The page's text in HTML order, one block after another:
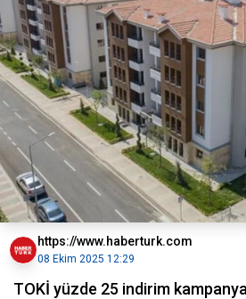
https://www.haberturk.com
08 Ekim 2025 12:29
TOKİ yüzde 25 indirim